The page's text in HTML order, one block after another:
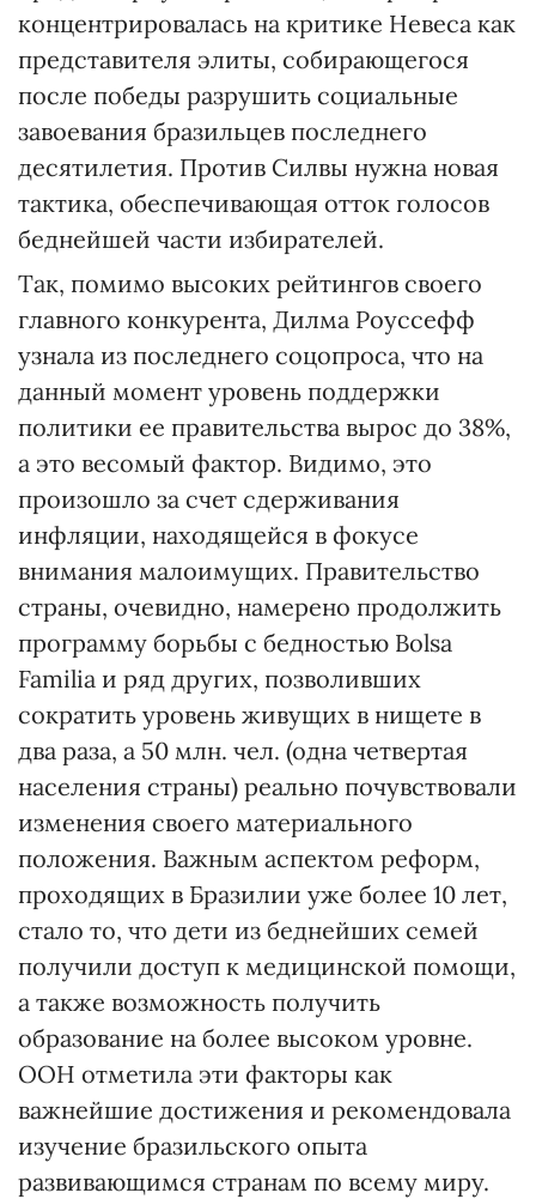
концентрировалась на критике Невеса как
представителя элиты, собирающегося
после победы разрушить социальные
завоевания бразильцев последнего
десятилетия. Против Силвы нужна новая
тактика, обеспечивающая отток голосов
беднейшей части избирателей.
Так, помимо высоких рейтингов своего
главного конкурента, Дилма Роуссефф
узнала из последнего соцопроса, что на
данный момент уровень поддержки
политики ее правительства вырос до 38%,
а это весомый фактор. Видимо, это
произошло за счет сдерживания
инфляции, находящейся в фокусе
внимания малоимущих. Правительство
страны, очевидно, намерено продолжить
программу борьбы с бедностью Bolsa
Familia и ряд других, позволивших
сократить уровень живущих в нищете в
два раза, а 50 млн. чел. (одна четвертая
населения страны) реально почувствовали
изменения своего материального
положения. Важным аспектом реформ,
проходящих в Бразилии уже более 10 лет,
стало то, что дети из беднейших семей
получили доступ к медицинской помощи,
а также возможность получить
образование на более высоком уровне.
ООН отметила эти факторы как
важнейшие достижения и рекомендовала
изучение бразильского опыта
развивающимся странам по всему миру.